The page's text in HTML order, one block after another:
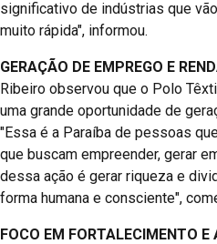
significativo de indústrias que
muito rápida", informou.
GERAÇÃO DE EMPREGO E
Ribeiro observou que o Polo
uma grande oportunidade de
"Essa é a Paraíba de pessoas
que buscam empreender, gerar
dessa ação é gerar riqueza e
forma humana e consciente",
FOCO EM FORTALECIMENTO